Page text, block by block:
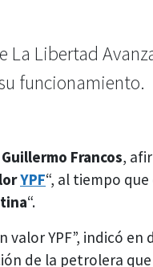
Libertad
funcionamiento.
Guillermo Francos,
YPF“, al tiempo
“.
YPF”, indicó en
de la petrolera